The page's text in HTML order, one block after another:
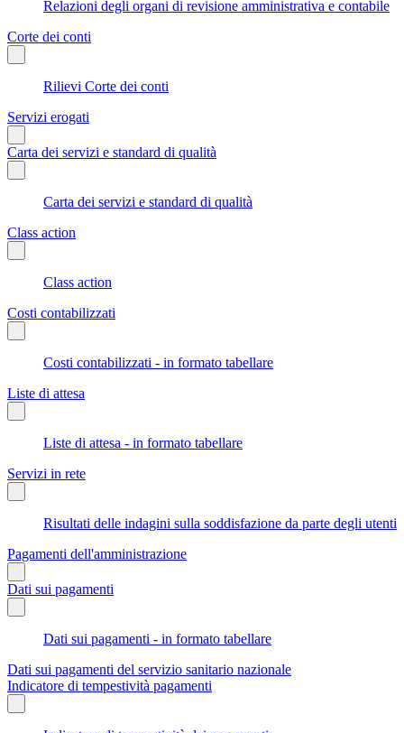
Relazioni degli organi di revisione amministrativa e contabile
Corte dei conti
Rilievi Corte dei conti
Servizi erogati
Carta dei servizi e standard di qualità
Carta dei servizi e standard di qualità
Class action
Class action
Costi contabilizzati
Costi contabilizzati - in formato tabellare
Liste di attesa
Liste di attesa - in formato tabellare
Servizi in rete
Risultati delle indagini sulla soddisfazione da parte degli utenti
Pagamenti dell'amministrazione
Dati sui pagamenti
Dati sui pagamenti - in formato tabellare
Dati sui pagamenti del servizio sanitario nazionale
Indicatore di tempestività pagamenti